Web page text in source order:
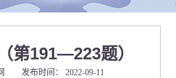
第191—223题）
发布时间： 2022-09-11